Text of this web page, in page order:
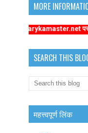
MORE
पर क्लिक
SEARCH THIS
महत्त्वपूर्ण लिंक